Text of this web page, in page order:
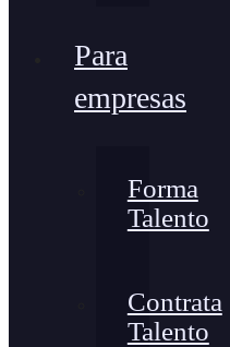
Para
empresas
Forma
Talento
Contrata
Talento